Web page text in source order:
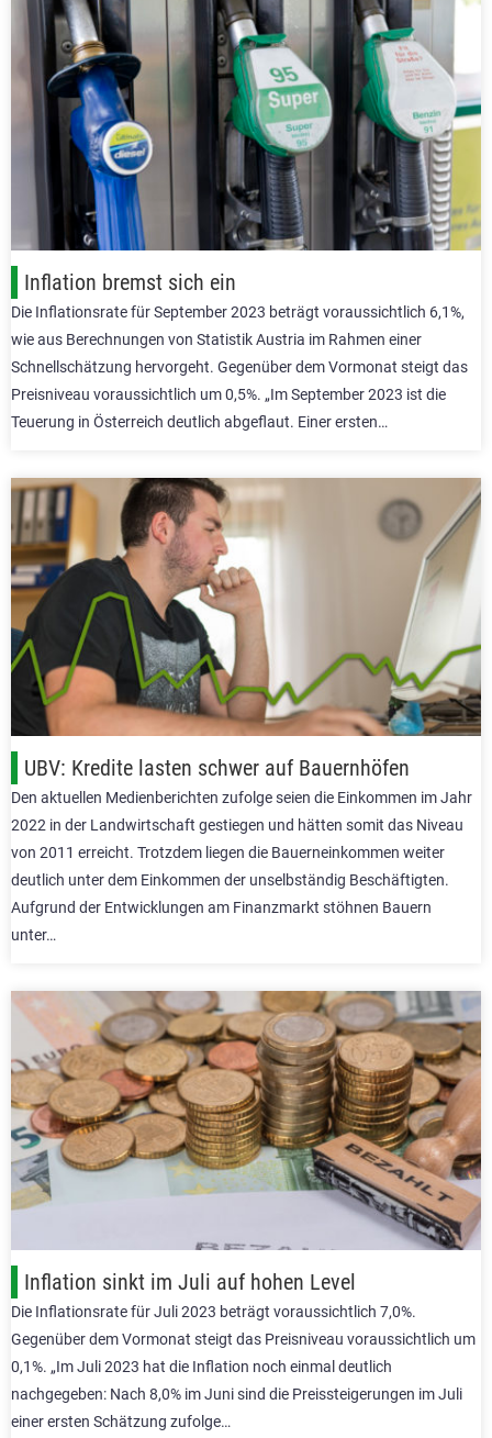
Inflation bremst sich ein
Die Inflationsrate für September 2023 beträgt voraussichtlich 6,1%,
wie aus Berechnungen von Statistik Austria im Rahmen einer
Schnellschätzung hervorgeht. Gegenüber dem Vormonat steigt das
Preisniveau voraussichtlich um 0,5%. „Im September 2023 ist die
Teuerung in Österreich deutlich abgeflaut. Einer ersten…
UBV: Kredite lasten schwer auf Bauernhöfen
Den aktuellen Medienberichten zufolge seien die Einkommen im Jahr
2022 in der Landwirtschaft gestiegen und hätten somit das Niveau
von 2011 erreicht. Trotzdem liegen die Bauerneinkommen weiter
deutlich unter dem Einkommen der unselbständig Beschäftigten.
Aufgrund der Entwicklungen am Finanzmarkt stöhnen Bauern
unter…
Inflation sinkt im Juli auf hohen Level
Die Inflationsrate für Juli 2023 beträgt voraussichtlich 7,0%.
Gegenüber dem Vormonat steigt das Preisniveau voraussichtlich um
0,1%. „Im Juli 2023 hat die Inflation noch einmal deutlich
nachgegeben: Nach 8,0% im Juni sind die Preissteigerungen im Juli
einer ersten Schätzung zufolge…